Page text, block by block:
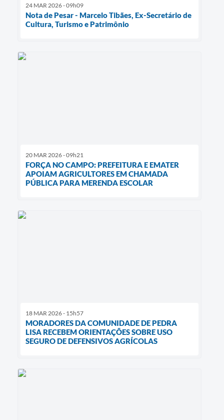
24 MAR 2026 - 09h09
Nota de Pesar - Marcelo Tibães, Ex-Secretário de
Cultura, Turismo e Patrimônio
20 MAR 2026 - 09h21
FORÇA NO CAMPO: PREFEITURA E EMATER
APOIAM AGRICULTORES EM CHAMADA
PÚBLICA PARA MERENDA ESCOLAR
18 MAR 2026 - 15h57
MORADORES DA COMUNIDADE DE PEDRA
LISA RECEBEM ORIENTAÇÕES SOBRE USO
SEGURO DE DEFENSIVOS AGRÍCOLAS